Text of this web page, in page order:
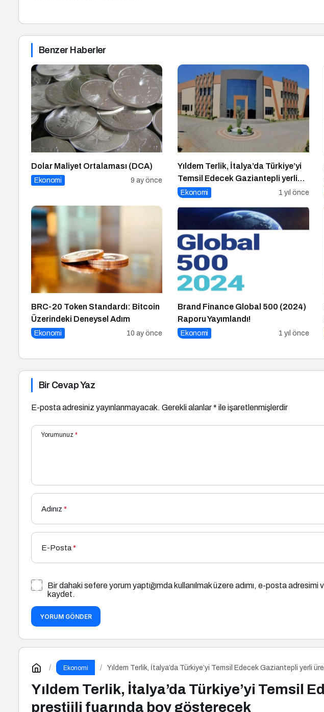
Benzer Haberler
Dolar Maliyet Ortalaması (DCA)
Ekonomi 9 ay önce
Yıldem Terlik, İtalya’da Türkiye’yi
Temsil Edecek Gaziantepli yerli
üretici, Avrupa’nın en prestijli
Ekonomi 1 yıl önce
BRC-20 Token Standardı: Bitcoin
Üzerindeki Deneysel Adım
Ekonomi 10 ay önce
Brand Finance Global 500 (2024)
Raporu Yayımlandı!
Ekonomi 1 yıl önce
Bir Cevap Yaz
E-posta adresiniz yayınlanmayacak. Gerekli alanlar* ile işaretlenmişlerdir
Yorumunuz *
Adınız *
E-Posta*
Bir dahaki sefere yorum yaptığımda kullanılmak üzere adımı, e-posta adresimi
kaydet.
YORUM GÖNDER
Ekonomi Yıldem Terlik, İtalya’da Türkiye’yi Temsil Edecek Gaziantepli yerli
Yıldem Terlik, İtalya’da Türkiye’yi Temsil
prestijli fuarında boy gösterecek